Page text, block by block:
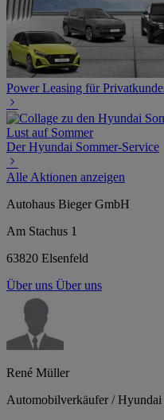
Power Leasing für
Der Hyundai Sommer-Service
Alle Aktionen anzeigen
Autohaus Bieger GmbH
Am Stachus 1
63820 Elsenfeld
Über uns Über uns
René Müller
Automobilverkäufer / Hyundai